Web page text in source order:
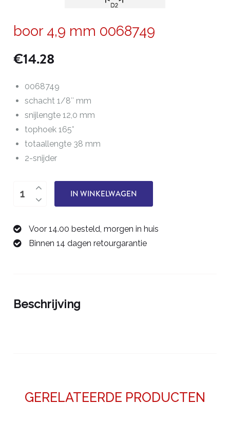
boor 4,9 mm 0068749
€14.28
0068749
schacht 1/8″ mm
snijlengte 12,0 mm
tophoek 165°
totaallengte 38 mm
2-snijder
0068749
aantal
IN WINKELWAGEN
Voor 14.00 besteld, morgen in huis
Binnen 14 dagen retourgarantie
Beschrijving
GERELATEERDE PRODUCTEN